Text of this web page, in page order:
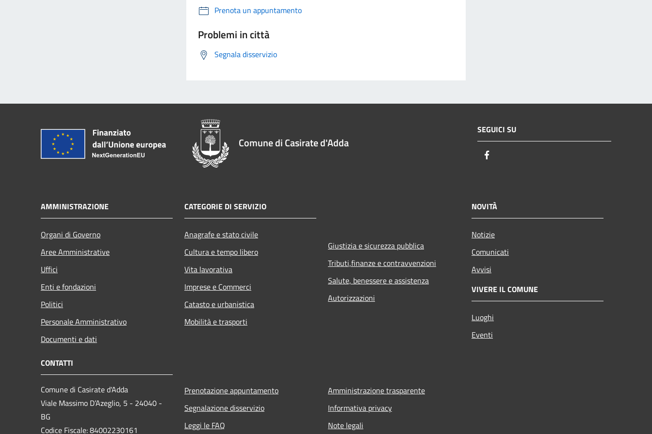
Prenota un appuntamento
Problemi in città
Segnala disservizio
Comune di Casirate d'Adda
SEGUICI SU
AMMINISTRAZIONE
Organi di Governo
Aree Amministrative
Uffici
Enti e fondazioni
Politici
Personale Amministrativo
Documenti e dati
CATEGORIE DI SERVIZIO
Anagrafe e stato civile
Cultura e tempo libero
Vita lavorativa
Imprese e Commerci
Catasto e urbanistica
Mobilità e trasporti
Giustizia e sicurezza pubblica
Tributi,finanze e contravvenzioni
Salute, benessere e assistenza
Autorizzazioni
NOVITÀ
Notizie
Comunicati
Avvisi
VIVERE IL COMUNE
Luoghi
Eventi
CONTATTI
Comune di Casirate d'Adda
Viale Massimo D’Azeglio, 5 - 24040 -
BG
Codice Fiscale: 84002230161
Prenotazione appuntamento
Segnalazione disservizio
Leggi le FAQ
Amministrazione trasparente
Informativa privacy
Note legali